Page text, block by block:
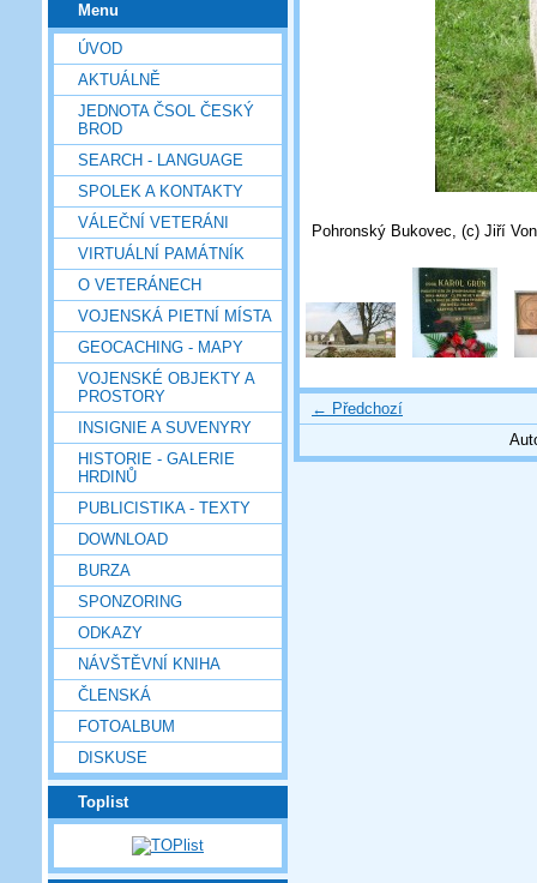
Menu
ÚVOD
AKTUÁLNĚ
JEDNOTA ČSOL ČESKÝ
BROD
SEARCH - LANGUAGE
SPOLEK A KONTAKTY
VÁLEČNÍ VETERÁNI
VIRTUÁLNÍ PAMÁTNÍK
O VETERÁNECH
VOJENSKÁ PIETNÍ MÍSTA
GEOCACHING - MAPY
VOJENSKÉ OBJEKTY A
PROSTORY
INSIGNIE A SUVENYRY
HISTORIE - GALERIE
HRDINŮ
PUBLICISTIKA - TEXTY
DOWNLOAD
BURZA
SPONZORING
ODKAZY
NÁVŠTĚVNÍ KNIHA
ČLENSKÁ
FOTOALBUM
DISKUSE
Toplist
Pohronský Bukovec, (c) Jiří
← Předchozí